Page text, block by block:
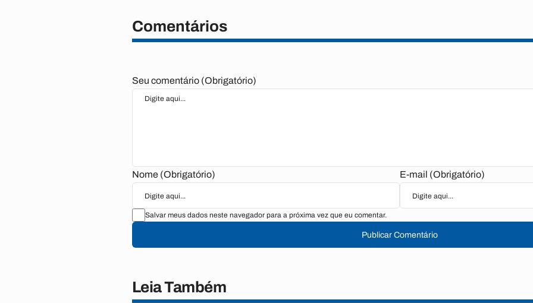
Comentários
Seu comentário (Obrigatório)
Nome (Obrigatório) E-mail (Obrigatório)
Salvar meus dados neste navegador para a próxima vez que eu comentar.
Publicar Comentário
Leia Também